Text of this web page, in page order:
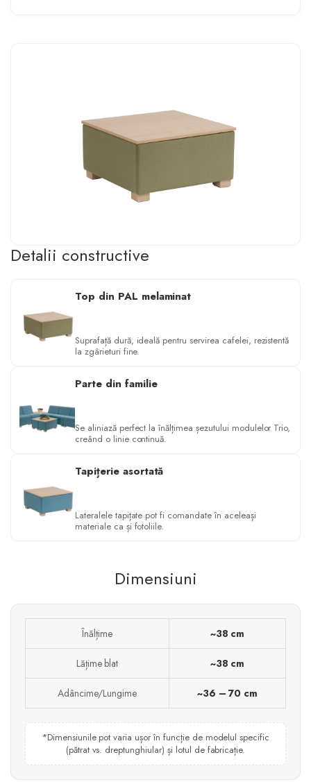
Detalii constructive
Top din PAL melaminat
Suprafață dură, ideală pentru servirea cafelei, rezistentă
la zgârieturi fine.
Parte din familie
Se aliniază perfect la înălțimea șezutului modulelor Trio,
creând o linie continuă.
Tapițerie asortată
Lateralele tapițate pot fi comandate în aceleași
materiale ca și fotoliile.
Dimensiuni
Înălțime ~38 cm
Lățime blat ~38 cm
Adâncime/Lungime ~36 – 70 cm
*Dimensiunile pot varia ușor în funcție de modelul specific
(pătrat vs. dreptunghiular) și lotul de fabricație.